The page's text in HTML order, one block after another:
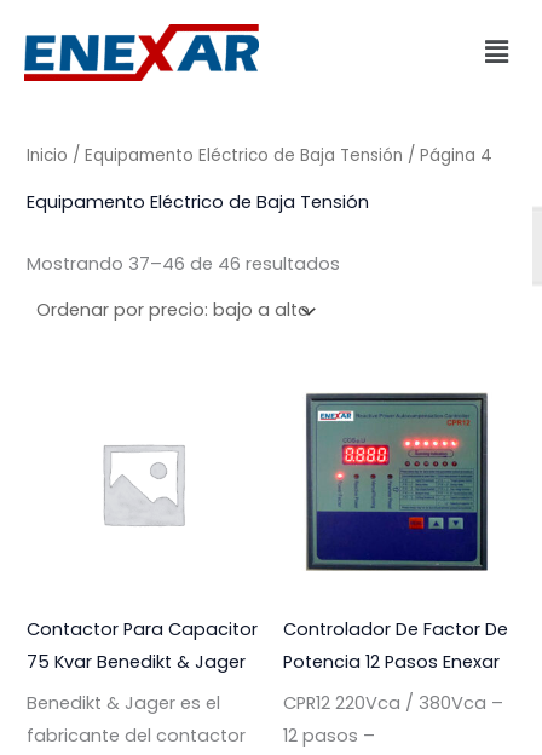
contenido
Inicio /Equipamento Eléctrico de Baja Tensión / Página 4
Equipamento Eléctrico de Baja Tensión
Mostrando 37–46 de 46 resultados
Contactor Para Capacitor
75 Kvar Benedikt & Jager
Benedikt & Jager es el
fabricante del contactor
Controlador De Factor De
Potencia 12 Pasos Enexar
CPR12 220Vca / 380Vca –
12 pasos –